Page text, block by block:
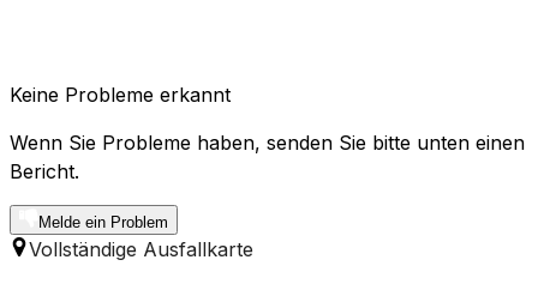
Keine Probleme erkannt
Wenn Sie Probleme haben, senden Sie bitte unten einen
Bericht.
Melde ein Problem
Vollständige Ausfallkarte